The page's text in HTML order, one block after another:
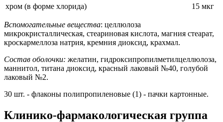
хром (в форме хлорида)
15 мкг
Вспомогательные вещества: целлюлоза
микрокристаллическая, стеариновая кислота, магния стеарат,
кроскармеллоза натрия, кремния диоксид, крахмал.
Состав оболочки: желатин, гидроксипропилметилцеллюлоза,
маннитол, титана диоксид, красный лаковый №40, голубой
лаковый №2.
30 шт. - флаконы полипропиленовые (1) - пачки картонные.
Клинико-фармакологическая группа